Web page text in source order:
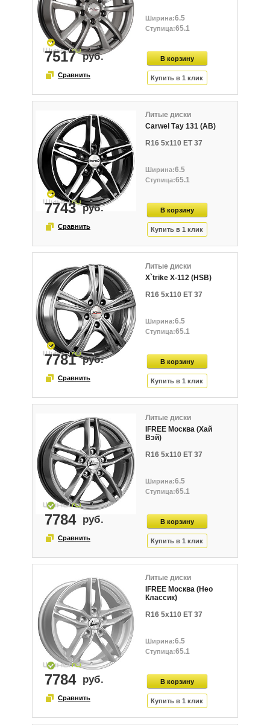
6.5
65.1
7517
Литые диски
Carwel Тау 131 (AB)
R16 5x110 ET 37
6.5
65.1
7743
Литые диски
X`trike X-112 (HSB)
R16 5x110 ET 37
6.5
65.1
7781
Литые диски
IFREE Москва (Хай
Вэй)
R16 5x110 ET 37
6.5
65.1
7784
Литые диски
IFREE Москва (Нео
Классик)
R16 5x110 ET 37
6.5
65.1
7784